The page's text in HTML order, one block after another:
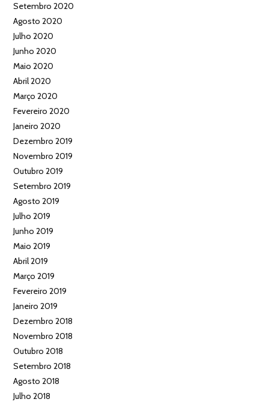
Setembro 2020
Agosto 2020
Julho 2020
Junho 2020
Maio 2020
Abril 2020
Março 2020
Fevereiro 2020
Janeiro 2020
Dezembro 2019
Novembro 2019
Outubro 2019
Setembro 2019
Agosto 2019
Julho 2019
Junho 2019
Maio 2019
Abril 2019
Março 2019
Fevereiro 2019
Janeiro 2019
Dezembro 2018
Novembro 2018
Outubro 2018
Setembro 2018
Agosto 2018
Julho 2018